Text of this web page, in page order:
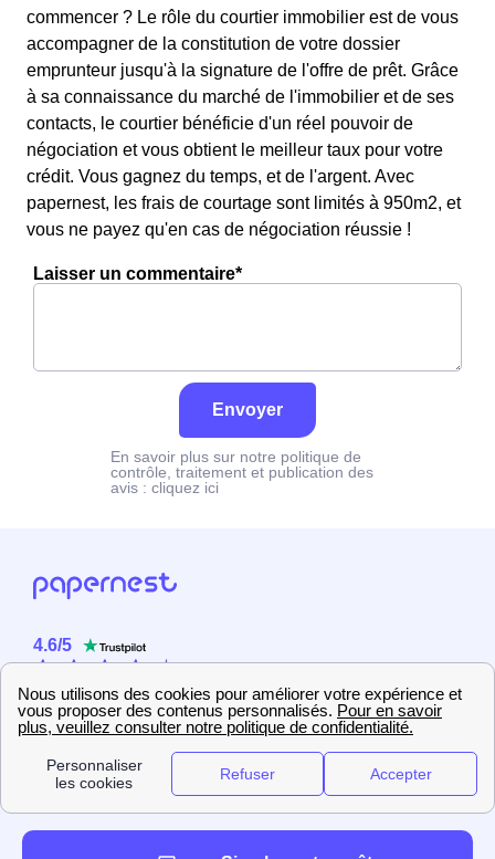
commencer ? Le rôle du courtier immobilier est de vous
accompagner de la constitution de votre dossier
emprunteur jusqu'à la signature de l'offre de prêt. Grâce
à sa connaissance du marché de l'immobilier et de ses
contacts, le courtier bénéficie d'un réel pouvoir de
négociation et vous obtient le meilleur taux pour votre
crédit. Vous gagnez du temps, et de l'argent. Avec
papernest, les frais de courtage sont limités à 950m2, et
vous ne payez qu'en cas de négociation réussie !
Laisser un commentaire*
Envoyer
En savoir plus sur notre politique de
contrôle, traitement et publication des
avis : cliquez ici
4.6/5
2358 utilisateurs